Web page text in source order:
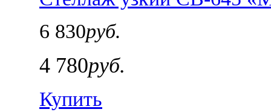
6 830руб.
4 780руб.
Купить